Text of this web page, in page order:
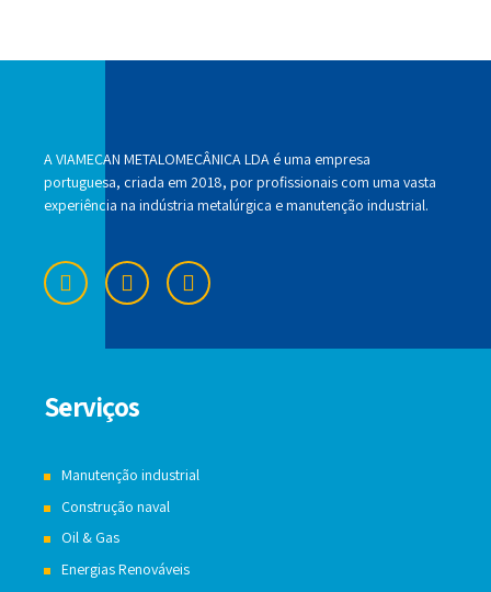
A VIAMECAN METALOMECÂNICA LDA é uma empresa
portuguesa, criada em 2018, por profissionais com uma vasta
experiência na indústria metalúrgica e manutenção industrial.
Serviços
Manutenção industrial
Construção naval
Oil & Gas
Energias Renováveis